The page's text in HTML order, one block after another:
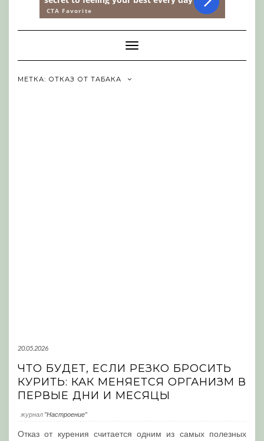
Toggle
Navigation
МЕТКА: ОТКАЗ ОТ ТАБАКА
20.05.2026
ЧТО БУДЕТ, ЕСЛИ РЕЗКО БРОСИТЬ
КУРИТЬ: КАК МЕНЯЕТСЯ ОРГАНИЗМ В
ПЕРВЫЕ ДНИ И МЕСЯЦЫ
журнал "Настроение"
Отказ от курения считается одним из самых полезных